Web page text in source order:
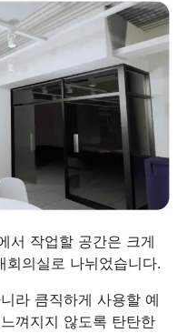
서 작업할 공간은 크게
회의실로 나뉘었습니다.
라 큼직하게 사용할 예
껴지지 않도록 탄탄한